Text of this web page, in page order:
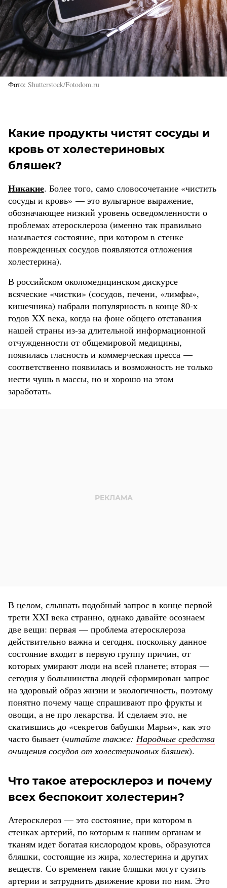
Фото Shutterstock/Fotodom.ru
Какие продукты чистят сосуды и
кровь от холестериновых
бляшек?
Никакие. Более того, само словосочетание «чистить
сосуды и кровь» — это вульгарное выражение,
обозначающее низкий уровень осведомленности о
проблемах атеросклероза (именно так правильно
называется состояние, при котором в стенке
поврежденных сосудов появляются отложения
холестерина).
В российском околомедицинском дискурсе
всяческие «чистки» (сосудов, печени, «лимфы»,
кишечника) набрали популярность в конце 80-х
годов XX века, когда на фоне общего отставания
нашей страны из-за длительной информационной
отчужденности от общемировой медицины,
появилась гласность и коммерческая пресса —
соответственно появилась и возможность не только
нести чушь в массы, но и хорошо на этом
заработать.
В целом, слышать подобный запрос в конце первой
трети XXI века странно, однако давайте осознаем
две вещи: первая — проблема атеросклероза
действительно важна и сегодня, поскольку данное
состояние входит в первую группу причин, от
которых умирают люди на всей планете; вторая —
сегодня у большинства людей сформирован запрос
на здоровый образ жизни и экологичность, поэтому
понятно почему чаще спрашивают про фрукты и
овощи, а не про лекарства. И сделаем это, не
скатившись до «секретов бабушки Марьи», как это
часто бывает (читайте также: Народные средства
очищения сосудов от холестериновых бляшек).
Что такое атеросклероз и почему
всех беспокоит холестерин?
Атеросклероз — это состояние, при котором в
стенках артерий, по которым к нашим органам и
тканям идет богатая кислородом кровь, образуются
бляшки, состоящие из жира, холестерина и других
веществ. Со временем такие бляшки могут сузить
артерии и затруднить движение крови по ним. Это